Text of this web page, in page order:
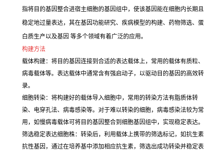
指将目的基因整合进宿主细胞的基因组中，使该基因能在细胞内长期且
稳定地过量表达，其在基因功能研究、疾病模型的构建、药物筛选、蛋
白质生产以及基因 等多个领域有着广泛的应用。
构建方法
载体构建：将目的基因连接到合适的表达载体上，常用的载体有质粒、
病毒载体等。表达载体中通常含有强启动子，以驱动目的基因的高效转
录。
细胞转染：将构建好的载体导入细胞中，常用的转染方法有脂质体转
染、电穿孔法、病毒感染等。对于难以转染的细胞，病毒感染法较为常
用，如慢病毒载体可将目的基因整合到细胞基因组中，实现稳定表达。
筛选稳定表达细胞株：转染后，利用载体上携带的筛选标记，如抗生素
抗性基因，通过在培养基中添加相应抗生素，筛选出成功转染并稳定表